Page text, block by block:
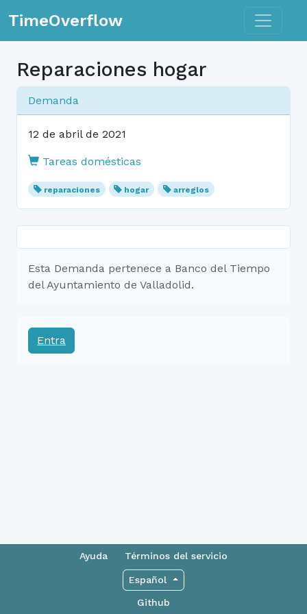
TimeOverflow Toggle
Reparaciones hogar
Demanda
12 de abril de 2021
Tareas domésticas
reparaciones hogar arreglos
Esta Demanda pertenece a Banco del Tiempo
del Ayuntamiento de Valladolid.
Entra
Ayuda Términos del servicio
Español
Github